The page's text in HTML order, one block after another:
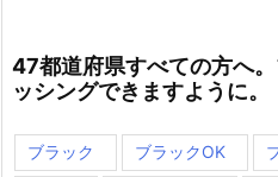
47都道府県すべての方へ
ッシングできますように。
ブラック ブラックOK